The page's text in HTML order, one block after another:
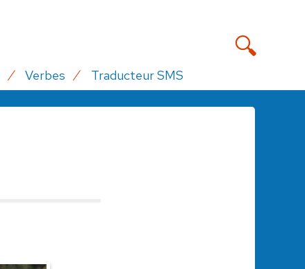
Verbes Traducteur SMS